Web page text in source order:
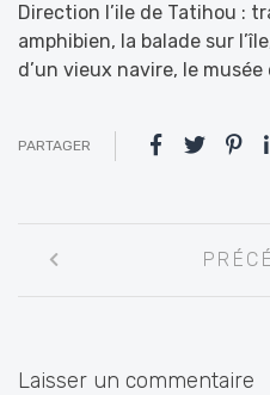
Direction l’ile de Tatihou :
amphibien, la balade sur
d’un vieux navire, le
PARTAGER
entre
Laisser un commentaire